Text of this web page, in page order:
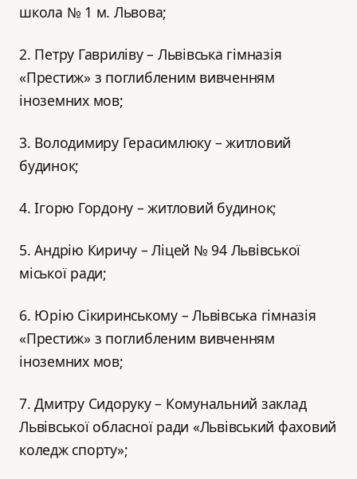
школа № 1 м. Львова;
2. Петру Гавриліву – Львівська гімназія
«Престиж» з поглибленим вивченням
іноземних мов;
3. Володимиру Герасимлюку – житловий
будинок;
4. Ігорю Гордону – житловий будинок;
5. Андрію Киричу – Ліцей № 94 Львівської
міської ради;
6. Юрію Сікиринському – Львівська гімназія
«Престиж» з поглибленим вивченням
іноземних мов;
7. Дмитру Сидоруку – Комунальний заклад
Львівської обласної ради «Львівський фаховий
коледж спорту»;